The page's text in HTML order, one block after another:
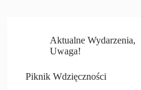
Aktualne Wydarzenia,
Uwaga!
Piknik Wdzięczności